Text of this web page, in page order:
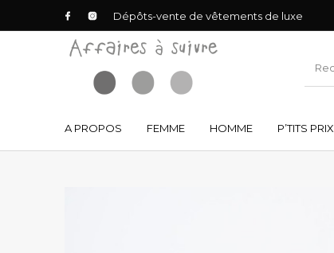
Dépôts-vente de vêtements de luxe
A PROPOS FEMME HOMME P’TITS PRIX